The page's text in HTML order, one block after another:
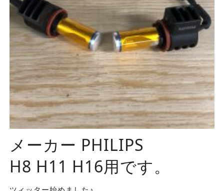
メーカー PHILIPS
H8 H11 H16用です。